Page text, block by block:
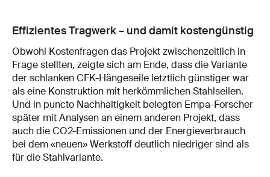
Effizientes Tragwerk – und damit kostengünstig
Obwohl Kostenfragen das Projekt zwischenzeitlich in
Frage stellten, zeigte sich am Ende, dass die Variante
der schlanken CFK-Hängeseile letztlich günstiger war
als eine Konstruktion mit herkömmlichen Stahlseilen.
Und in puncto Nachhaltigkeit belegten Empa-Forscher
später mit Analysen an einem anderen Projekt, dass
auch die CO2-Emissionen und der Energieverbrauch
bei dem «neuen» Werkstoff deutlich niedriger sind als
für die Stahlvariante.